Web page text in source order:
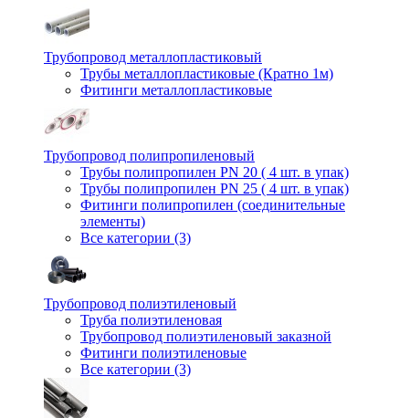
Трубопровод металлопластиковый
Трубы металлопластиковые (Кратно 1м)
Фитинги металлопластиковые
Трубопровод полипропиленовый
Трубы полипропилен PN 20 ( 4 шт. в упак)
Трубы полипропилен PN 25 ( 4 шт. в упак)
Фитинги полипропилен (cоединительные
элементы)
Все категории (3)
Трубопровод полиэтиленовый
Труба полиэтиленовая
Трубопровод полиэтиленовый заказной
Фитинги полиэтиленовые
Все категории (3)